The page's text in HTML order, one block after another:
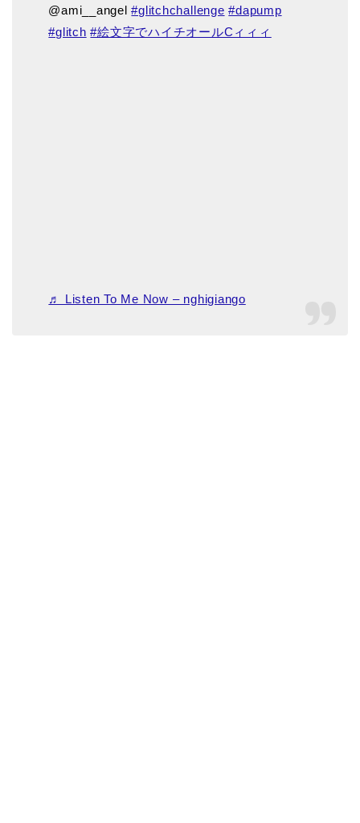
@ami__angel#glitchchallenge #dapump
#glitch #絵文字でハイチオールCィィィ
♬ Listen To Me Now – nghigiango